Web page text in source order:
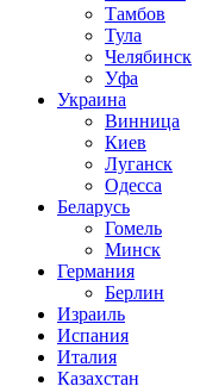
Тамбов
Тула
Челябинск
Уфа
Украина
Винница
Киев
Луганск
Одесса
Беларусь
Гомель
Минск
Германия
Берлин
Израиль
Испания
Италия
Казахстан